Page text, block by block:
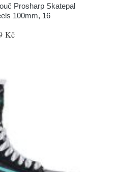
Prosharp Skatepal
100mm, 16
Kč